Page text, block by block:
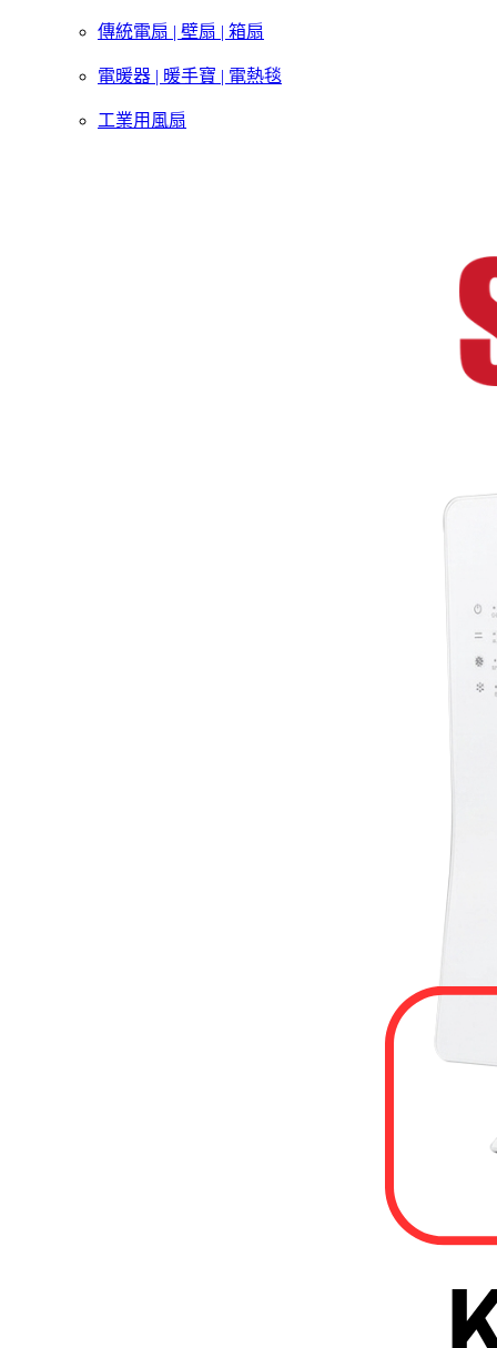
傳統電扇 | 壁扇 | 箱扇
電暖器 | 暖手寶 | 電熱毯
工業用風扇